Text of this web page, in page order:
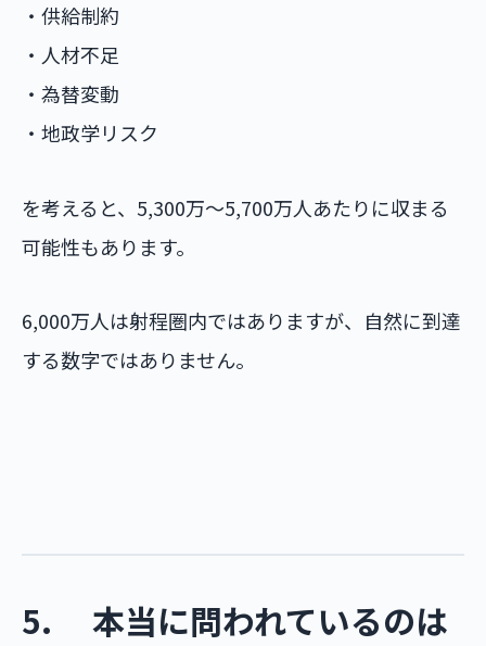
・供給制約
・人材不足
・為替変動
・地政学リスク
を考えると、5,300万〜5,700万人あたりに収まる
可能性もあります。
6,000万人は射程圏内ではありますが、自然に到達
する数字ではありません。
5. 本当に問われているのは